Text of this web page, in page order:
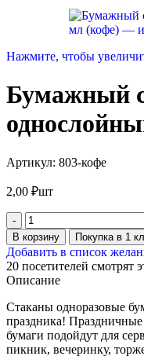
Нажмите, чтобы
Бумажный
Артикул: 803-кофе
2,00 ₽шт
В корзину Покупка в 1
Добавить в список
20 посетителей смотрят
Описание
Стаканы одноразовые
праздника! Праздничные
бумаги подойдут для
пикник, вечеринку,